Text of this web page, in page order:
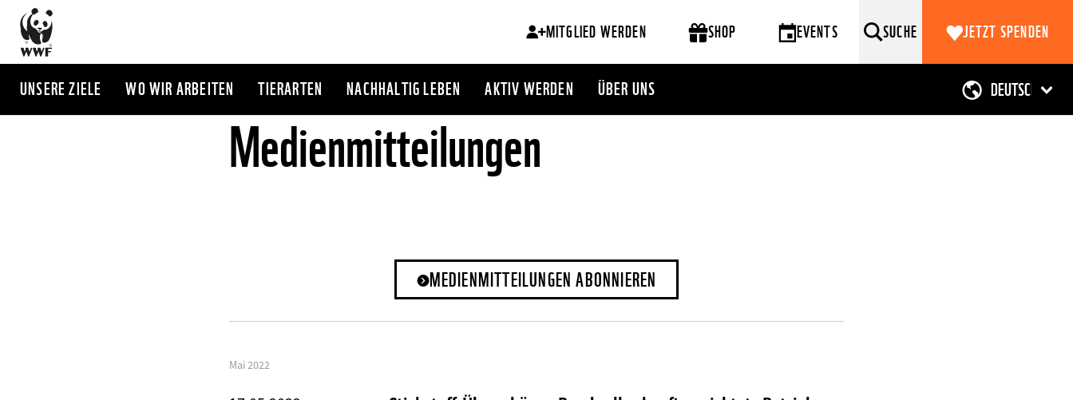
Direkt
zum
Inhalt
MITGLIED WERDEN SHOP EVENTS SUCHE JETZT SPENDEN
UNSERE ZIELE WO WIR ARBEITEN TIERARTEN NACHHALTIG LEBEN AKTIV WERDEN ÜBER UNS
Medienmitteilungen
MEDIENMITTEILUNGEN ABONNIEREN
Mai 2022